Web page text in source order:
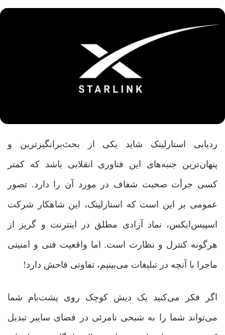
ردیابی استارلینک شاید یکی از بحث‌برانگیزترین و
پنهان‌ترین جنبه‌های این فناوری انقلابی باشد که کمتر
کسی جرأت صحبت شفاف در مورد آن را دارد. تصور
عمومی بر این است که استارلینک، این شاهکار شرکت
اسپیس‌ایکس، نماد آزادی مطلق در اینترنت و گریز از
هرگونه کنترل و نظارت است. اما واقعیت فنی و امنیتی
ماجرا با آنچه در تبلیغات می‌بینیم، تفاوتی فاحش دارد!
اگر فکر می‌کنید یک دیش کوچک روی پشت‌بام شما
می‌تواند شما را به شبحی نامرئی در فضای سایبر تبدیل